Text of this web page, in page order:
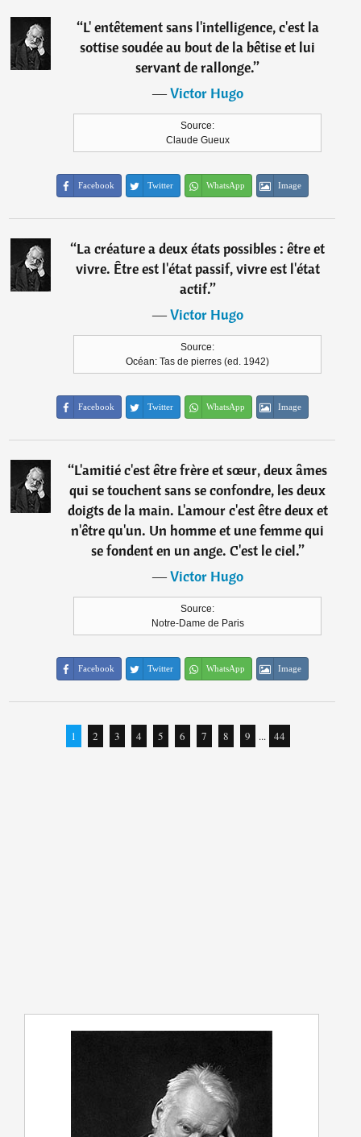
“L' entêtement sans l'intelligence, c'est la
sottise soudée au bout de la bêtise et lui
servant de rallonge.”
―Victor Hugo
Source:
Claude Gueux
Facebook Twitter WhatsApp Image
“La créature a deux états possibles : être et
vivre. Être est l'état passif, vivre est l'état
actif.”
―Victor Hugo
Source:
Océan: Tas de pierres (ed. 1942)
Facebook Twitter WhatsApp Image
“L'amitié c'est être frère et sœur, deux âmes
qui se touchent sans se confondre, les deux
doigts de la main. L'amour c'est être deux et
n'être qu'un. Un homme et une femme qui
se fondent en un ange. C'est le ciel.”
―Victor Hugo
Source:
Notre-Dame de Paris
Facebook Twitter WhatsApp Image
1 2 3 4 5 6 7 8 9 ... 44